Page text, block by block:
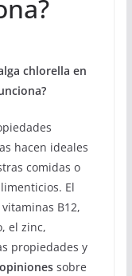
chlorella en
hacen ideales
comidas o
El
B12,
el zinc,
propiedades y
sobre